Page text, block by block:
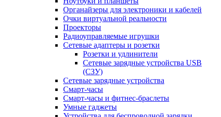
Органайзеры для электроники и кабелей
Очки виртуальной реальности
Проекторы
Радиоуправляемые игрушки
Сетевые адаптеры и розетки
Розетки и удлинители
Сетевые зарядные устройства USB
(СЗУ)
Сетевые зарядные устройства
Смарт-часы
Смарт-часы и фитнес-браслеты
Умные гаджеты